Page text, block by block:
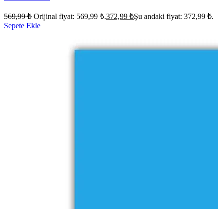
569,99₺ Orijinal fiyat: 569,99 ₺.372,99 ₺Şu andaki fiyat: 372,99 ₺.
Sepete Ekle